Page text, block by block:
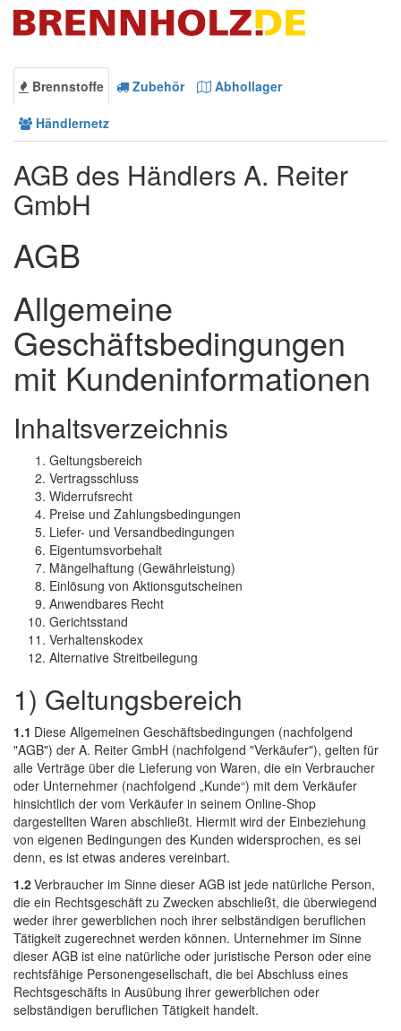
Brennstoffe Zubehör Abhollager
Händlernetz
AGB des Händlers A. Reiter
GmbH
AGB
Allgemeine
Geschäftsbedingungen
mit Kundeninformationen
Inhaltsverzeichnis
Geltungsbereich
Vertragsschluss
Widerrufsrecht
Preise und Zahlungsbedingungen
Liefer- und Versandbedingungen
Eigentumsvorbehalt
Mängelhaftung (Gewährleistung)
Einlösung von Aktionsgutscheinen
Anwendbares Recht
Gerichtsstand
Verhaltenskodex
Alternative Streitbeilegung
1) Geltungsbereich
1.1 Diese Allgemeinen Geschäftsbedingungen (nachfolgend
"AGB") der A. Reiter GmbH (nachfolgend "Verkäufer"), gelten für
alle Verträge über die Lieferung von Waren, die ein Verbraucher
oder Unternehmer (nachfolgend „Kunde“) mit dem Verkäufer
hinsichtlich der vom Verkäufer in seinem Online-Shop
dargestellten Waren abschließt. Hiermit wird der Einbeziehung
von eigenen Bedingungen des Kunden widersprochen, es sei
denn, es ist etwas anderes vereinbart.
1.2Verbraucher im Sinne dieser AGB ist jede natürliche Person,
die ein Rechtsgeschäft zu Zwecken abschließt, die überwiegend
weder ihrer gewerblichen noch ihrer selbständigen beruflichen
Tätigkeit zugerechnet werden können. Unternehmer im Sinne
dieser AGB ist eine natürliche oder juristische Person oder eine
rechtsfähige Personengesellschaft, die bei Abschluss eines
Rechtsgeschäfts in Ausübung ihrer gewerblichen oder
selbständigen beruflichen Tätigkeit handelt.